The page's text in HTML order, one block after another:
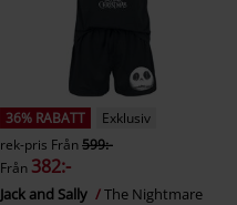
36% RABATT
Exklusiv
rek-pris Från599:-
Från 382:-
Jack and Sally
The Nightmare